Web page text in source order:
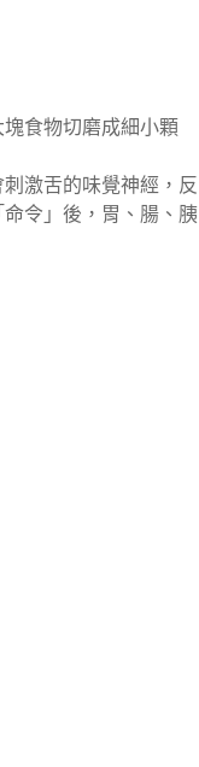
食物切磨成細小顆
激舌的味覺神經，反
令」後，胃、腸、胰